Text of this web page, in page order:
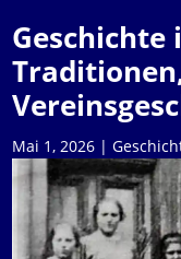
Geschichte
Mai 1, 2026 |